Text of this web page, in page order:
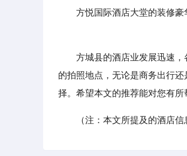
方悦国际酒店大堂的装修豪
方城县的酒店业发展迅速，
的拍照地点，无论是商务出行
择。希望本文的推荐能对您有
（注：本文所提及的酒店